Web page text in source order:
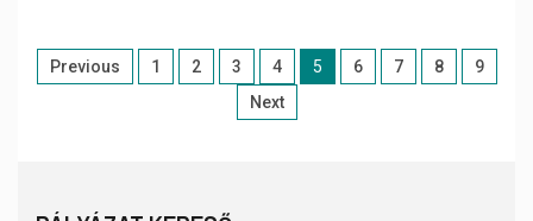
Previous 1 2 3 4 5 6 7 8
9
Next